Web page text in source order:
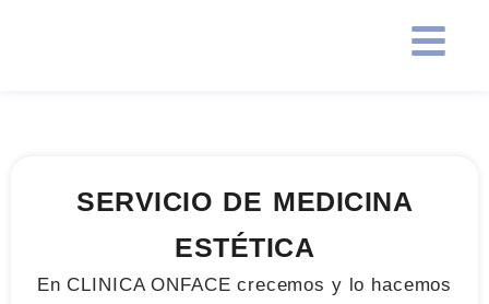
SERVICIO DE MEDICINA
ESTÉTICA
En CLINICA ONFACE crecemos y lo hacemos